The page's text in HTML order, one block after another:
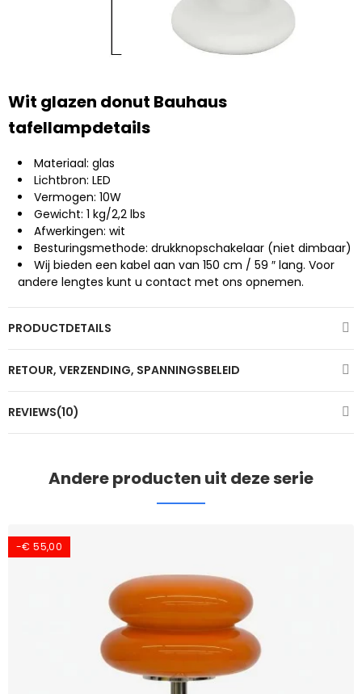
Wit glazen donut Bauhaus
tafellampdetails
Materiaal: glas
Lichtbron: LED
Vermogen: 10W
Gewicht: 1 kg/2,2 lbs
Afwerkingen: wit
Besturingsmethode: drukknopschakelaar (niet dimbaar)
Wij bieden een kabel aan van 150 cm / 59 ″ lang. Voor
andere lengtes kunt u contact met ons opnemen.
PRODUCTDETAILS
RETOUR, VERZENDING, SPANNINGSBELEID
REVIEWS(10)
Andere producten uit deze serie
-€ 55,00